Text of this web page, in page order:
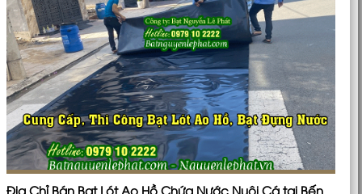
Địa Chỉ Bán Bạt Lót Ao Hồ Chứa Nước Nuôi Cá tại Bến